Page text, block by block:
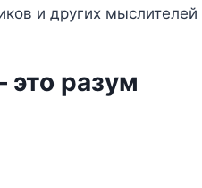
и других мыслителей
это разум